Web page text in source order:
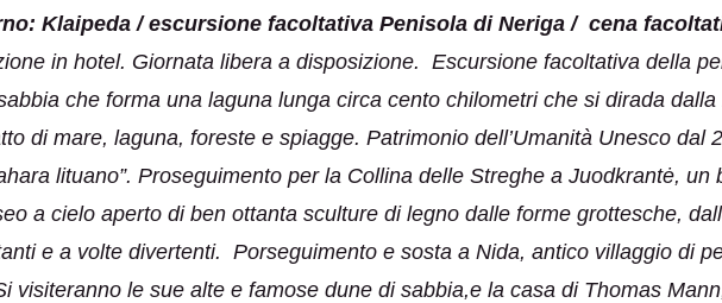
Klaipeda / escursione facoltativa Penisola di Neriga / cena
in hotel. Giornata libera a disposizione. Escursione facoltativa della
che forma una laguna lunga circa cento chilometri che si dirada
di mare, laguna, foreste e spiagge. Patrimonio dell’Umanità Unesco dal
lituano”. Proseguimento per la Collina delle Streghe a Juodkrantė,
a cielo aperto di ben ottanta sculture di legno dalle forme grottesche,
e a volte divertenti. Porseguimento e sosta a Nida, antico villaggio di
visiteranno le sue alte e famose dune di sabbia,e la casa di Thomas